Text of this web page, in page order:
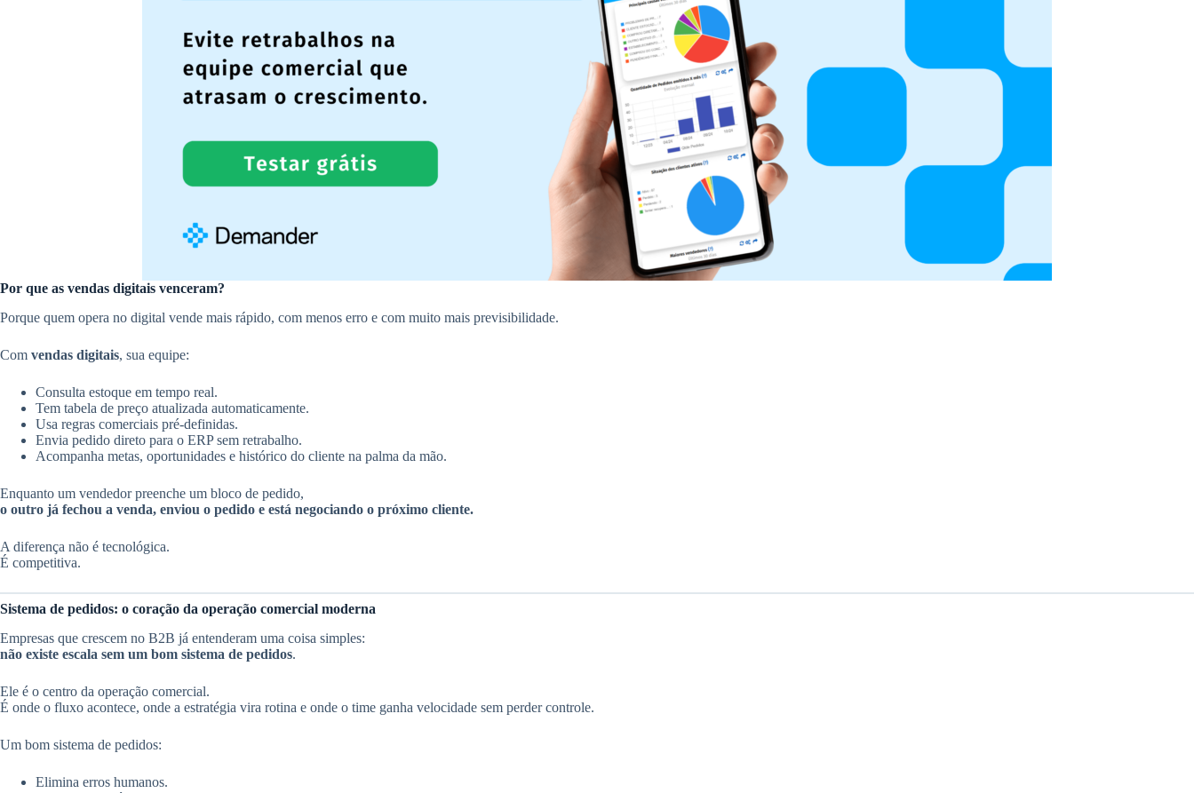
Por que as vendas digitais venceram?
Porque quem opera no digital vende mais rápido, com menos erro e com muito mais previsibilidade.
Com vendas digitais, sua equipe:
Consulta estoque em tempo real.
Tem tabela de preço atualizada automaticamente.
Usa regras comerciais pré-definidas.
Envia pedido direto para o ERP sem retrabalho.
Acompanha metas, oportunidades e histórico do cliente na palma da mão.
Enquanto um vendedor preenche um bloco de pedido,
o outro já fechou a venda, enviou o pedido e está negociando o próximo cliente.
A diferença não é tecnológica.
É competitiva.
Sistema de pedidos: o coração da operação comercial moderna
Empresas que crescem no B2B já entenderam uma coisa simples:
não existe escala sem um bom sistema de pedidos.
Ele é o centro da operação comercial.
É onde o fluxo acontece, onde a estratégia vira rotina e onde o time ganha velocidade sem perder controle.
Um bom sistema de pedidos:
Elimina erros humanos.